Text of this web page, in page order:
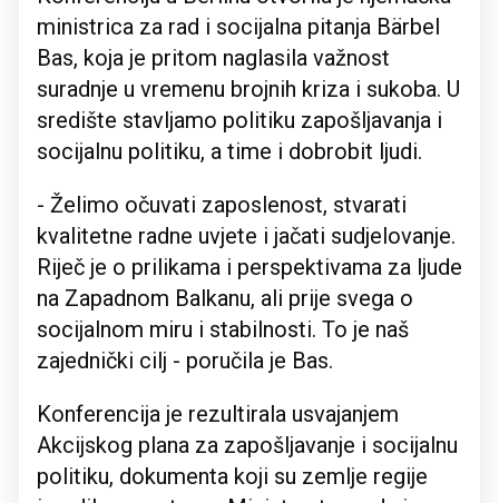
ministrica za rad i socijalna pitanja Bärbel
Bas, koja je pritom naglasila važnost
suradnje u vremenu brojnih kriza i sukoba. U
središte stavljamo politiku zapošljavanja i
socijalnu politiku, a time i dobrobit ljudi.
- Želimo očuvati zaposlenost, stvarati
kvalitetne radne uvjete i jačati sudjelovanje.
Riječ je o prilikama i perspektivama za ljude
na Zapadnom Balkanu, ali prije svega o
socijalnom miru i stabilnosti. To je naš
zajednički cilj - poručila je Bas.
Konferencija je rezultirala usvajanjem
Akcijskog plana za zapošljavanje i socijalnu
politiku, dokumenta koji su zemlje regije